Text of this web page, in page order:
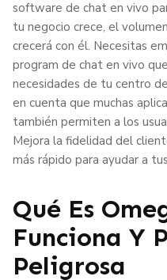
software de chat en vivo
tu negocio crece, el
crecerá con él. Necesitas
program de chat en vivo
necesidades de tu centro
en cuenta que muchas
también permiten a los
Mejora la fidelidad del
más rápido para ayudar a
Qué Es
Funciona Y
Peligrosa